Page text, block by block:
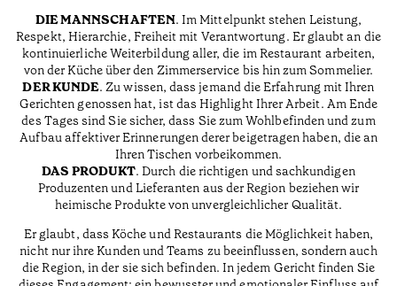
DIE MANNSCHAFTEN. Im Mittelpunkt stehen Leistung,
Respekt, Hierarchie, Freiheit mit Verantwortung. Er glaubt an die
kontinuierliche Weiterbildung aller, die im Restaurant arbeiten,
von der Küche über den Zimmerservice bis hin zum Sommelier.
DER KUNDE. Zu wissen, dass jemand die Erfahrung mit Ihren
Gerichten genossen hat, ist das Highlight Ihrer Arbeit. Am Ende
des Tages sind Sie sicher, dass Sie zum Wohlbefinden und zum
Aufbau affektiver Erinnerungen derer beigetragen haben, die an
Ihren Tischen vorbeikommen.
DAS PRODUKT. Durch die richtigen und sachkundigen
Produzenten und Lieferanten aus der Region beziehen wir
heimische Produkte von unvergleichlicher Qualität.
Er glaubt, dass Köche und Restaurants die Möglichkeit haben,
nicht nur ihre Kunden und Teams zu beeinflussen, sondern auch
die Region, in der sie sich befinden. In jedem Gericht finden Sie